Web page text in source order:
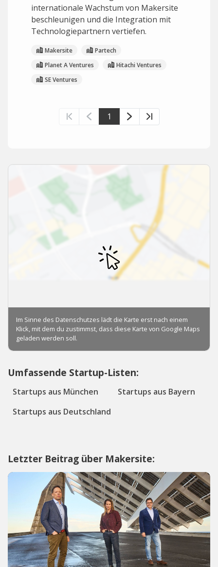
internationale Wachstum von Makersite
beschleunigen und die Integration mit
Technologiepartnern vertiefen.
Makersite
Partech
Planet A Ventures
Hitachi Ventures
SE Ventures
1
Umfassende Startup-Listen:
Startups aus München
Startups aus Bayern
Startups aus Deutschland
Letzter Beitrag über Makersite: